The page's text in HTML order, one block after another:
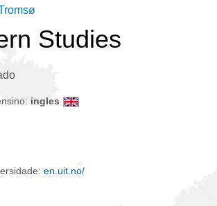
Studies
ingles
en.uit.no/